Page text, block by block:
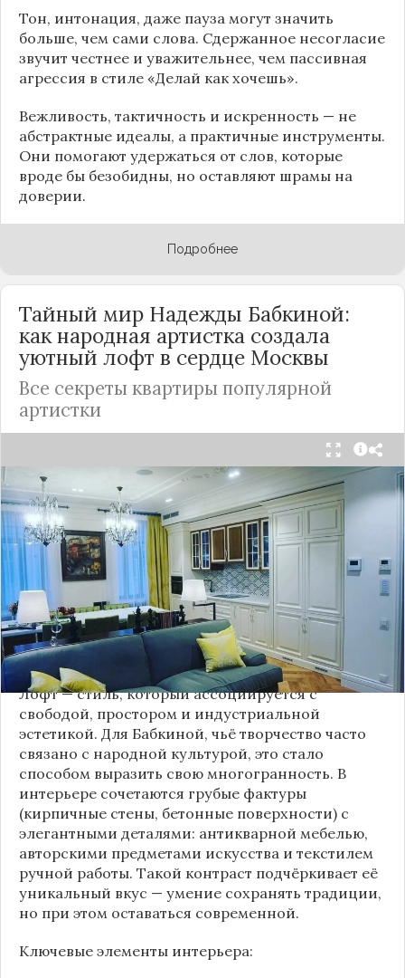
Тон, интонация, даже пауза могут значить
больше, чем сами слова. Сдержанное несогласие
звучит честнее и уважительнее, чем пассивная
агрессия в стиле «Делай как хочешь».
Вежливость, тактичность и искренность — не
абстрактные идеалы, а практичные инструменты.
Они помогают удержаться от слов, которые
вроде бы безобидны, но оставляют шрамы на
доверии.
Подробнее
Тайный мир Надежды Бабкиной:
как народная артистка создала
уютный лофт в сердце Москвы
Все секреты квартиры популярной
артистки
Народная артисткаРоссииНадежда Бабкина,
известная своей любовью к традиционному
стилю и народной эстетике, удивила
поклонников, выбрав для своей новой
московской квартиры современный стиль лофт.
Это решение стало настоящим откровением,
демонстрирующим её умение сочетать классику
и актуальные тенденции. Подробности о
проекте раскрывает канал “DOMEO | РЕМОНТ
КВАРТИР | НЕДВИЖИМОСТЬ” 2.
Лофт — стиль, который ассоциируется с
свободой, простором и индустриальной
эстетикой. Для Бабкиной, чьё творчество часто
связано с народной культурой, это стало
способом выразить свою многогранность. В
интерьере сочетаются грубые фактуры
(кирпичные стены, бетонные поверхности) с
элегантными деталями: антикварной мебелью,
авторскими предметами искусства и текстилем
ручной работы. Такой контраст подчёркивает её
уникальный вкус — умение сохранять традиции,
но при этом оставаться современной.
Ключевые элементы интерьера: